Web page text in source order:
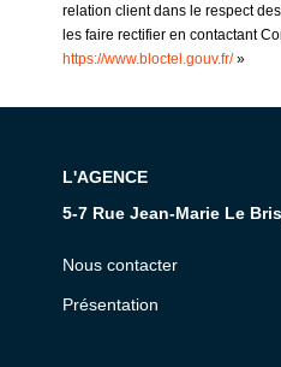
relation client dans le respect
les faire rectifier en contactant
https://www.bloctel.gouv.fr/»
L'AGENCE
5-7 Rue Jean-Marie Le
Nous contacter
Présentation